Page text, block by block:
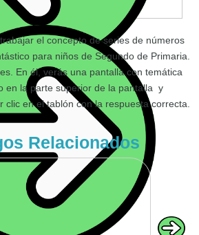
VOLVER
el concepto de series de números
para niños de Segundo de Primaria.
En él, verás una pantalla con temática
en la parte superior de la pantalla y
clic en el tablón con la respuesta correcta.
Relacionados